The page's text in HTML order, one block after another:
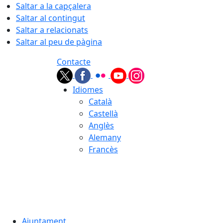
Saltar a la capçalera
Saltar al contingut
Saltar a relacionats
Saltar al peu de pàgina
Contacte
Idiomes
Català
Castellà
Anglès
Alemany
Francès